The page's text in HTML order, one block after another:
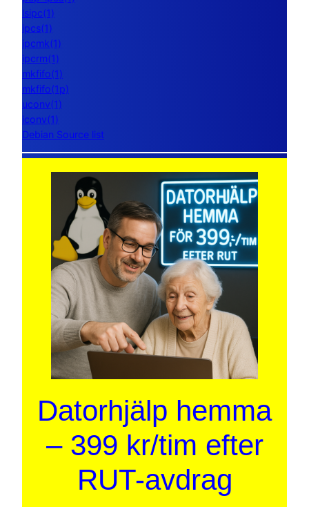
lsipc(1)
ipcs(1)
ipcmk(1)
ipcrm(1)
mkfifo(1)
mkfifo(1p)
uconv(1)
iconv(1)
Debian Source list
Datorhjälp hemma
– 399 kr/tim efter
RUT-avdrag